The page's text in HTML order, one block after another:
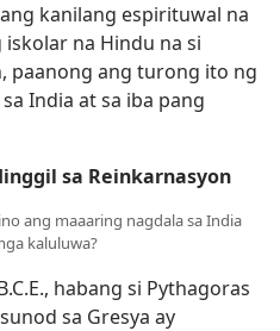
kanilang espirituwal na
na Hindu na si
paanong ang turong ito ng
India at sa iba pang
sa Reinkarnasyon
ang maaaring nagdala sa India
kaluluwa?
habang si Pythagoras
sa Gresya ay